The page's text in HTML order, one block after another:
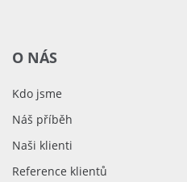
O NÁS
Kdo jsme
Náš příběh
Naši klienti
Reference klientů